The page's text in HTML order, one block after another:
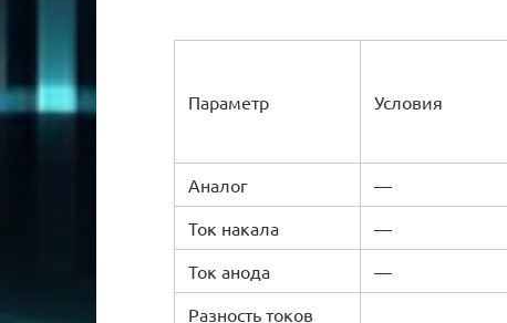
Параметр Условия
Аналог —
Ток накала
—
Ток анода
—
Разность токов